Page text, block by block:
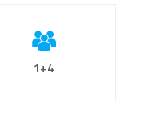
1+4